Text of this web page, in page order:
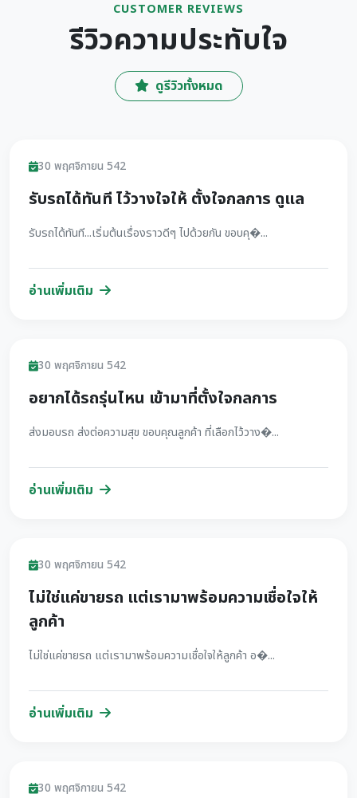
CUSTOMER REVIEWS
รีวิวความประทับใจ
ดูรีวิวทั้งหมด
รีวิว
30 พฤศจิกายน 542
รับรถได้ทันที ไว้วางใจให้ ตั้งใจกลการ ดูแล
รับรถได้ทันที...เริ่มต้นเรื่องราวดีๆ ไปด้วยกัน ขอบคุ�...
อ่านเพิ่มเติม
รีวิว
30 พฤศจิกายน 542
อยากได้รถรุ่นไหน เข้ามาที่ตั้งใจกลการ
ส่งมอบรถ ส่งต่อความสุข ขอบคุณลูกค้า ที่เลือกไว้วาง�...
อ่านเพิ่มเติม
รีวิว
30 พฤศจิกายน 542
ไม่ใช่แค่ขายรถ แต่เรามาพร้อมความเชื่อใจให้
ลูกค้า
ไม่ใช่แค่ขายรถ แต่เรามาพร้อมความเชื่อใจให้ลูกค้า อ�...
อ่านเพิ่มเติม
รีวิว
30 พฤศจิกายน 542